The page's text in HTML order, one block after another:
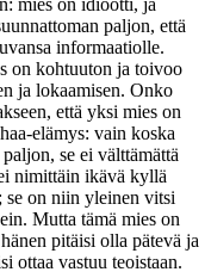
paljon, että
informaatiolle.
on kohtuuton ja toivoo
ja lokaamisen. Onko
että yksi mies on
elämys: vain koska
se ei välttämättä
nimittäin ikävä kyllä
se on niin yleinen vitsi
Mutta tämä mies on
pitäisi olla pätevä ja
ottaa vastuu teoistaan.